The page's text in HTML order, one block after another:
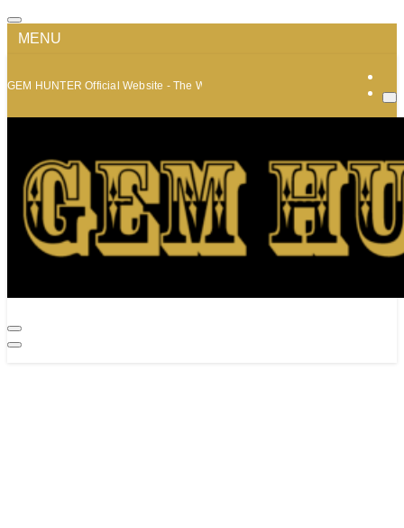
MENU
GEM HUNTER Official Website - The World of Minerals and Jewelry